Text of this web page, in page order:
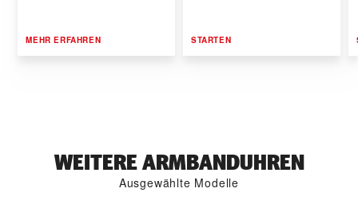
MEHR ERFAHREN STARTEN
WEITERE ARMBANDUHREN
Ausgewählte Modelle